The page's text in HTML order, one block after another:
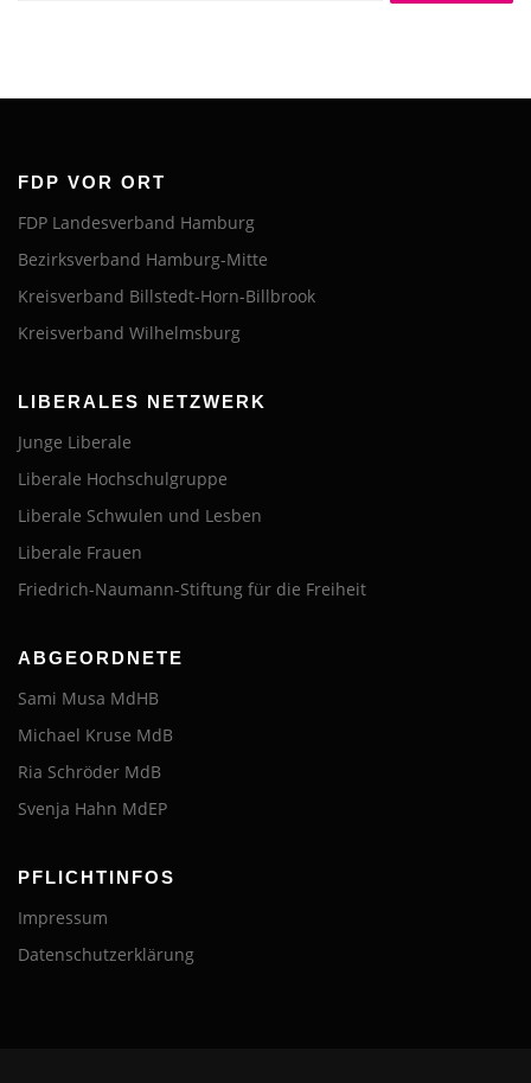
FDP VOR ORT
FDP Landesverband Hamburg
Bezirksverband Hamburg-Mitte
Kreisverband Billstedt-Horn-Billbrook
Kreisverband Wilhelmsburg
LIBERALES NETZWERK
Junge Liberale
Liberale Hochschulgruppe
Liberale Schwulen und Lesben
Liberale Frauen
Friedrich-Naumann-Stiftung für die Freiheit
ABGEORDNETE
Sami Musa MdHB
Michael Kruse MdB
Ria Schröder MdB
Svenja Hahn MdEP
PFLICHTINFOS
Impressum
Datenschutzerklärung